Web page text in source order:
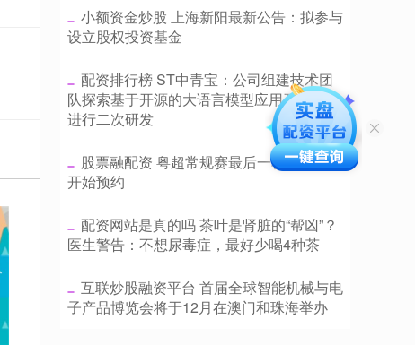
​小额资金炒股 上海新阳最新公告：拟参与
设立股权投资基金
​配资排行榜 ST中青宝：公司组建技术团
队探索基于开源的大语言模型应用开发平台
进行二次研发
​股票融配资 粤超常规赛最后一轮少量门票
开始预约
​配资网站是真的吗 茶叶是肾脏的“帮凶”？
医生警告：不想尿毒症，最好少喝4种茶
​互联炒股融资平台 首届全球智能机械与电
子产品博览会将于12月在澳门和珠海举办